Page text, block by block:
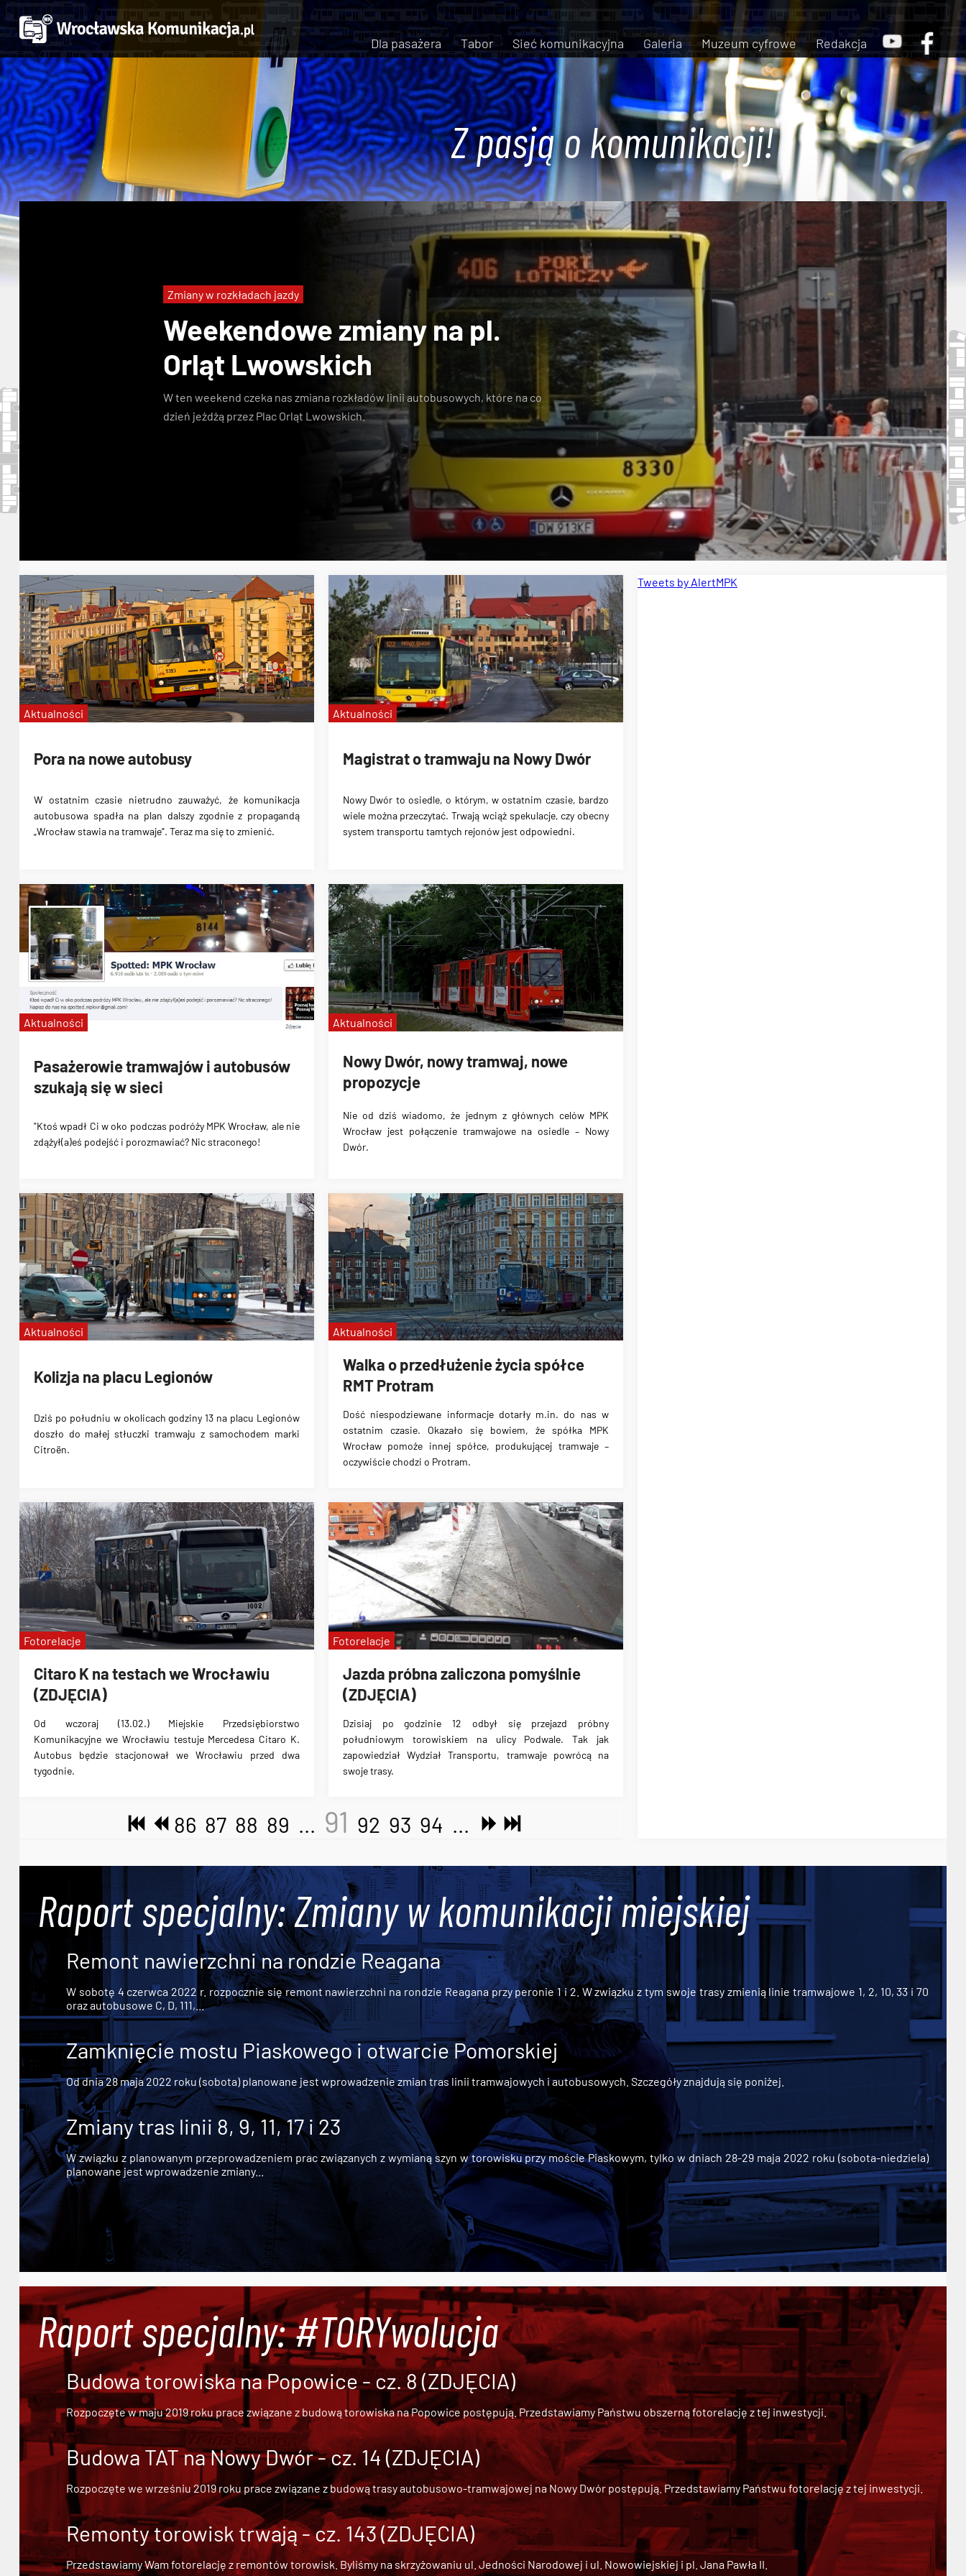
Dla pasażera Tabor Sieć komunikacyjna Galeria Muzeum cyfrowe Redakcja
Z pasją o komunikacji!
Weekendowe zmiany na pl.
Orląt Lwowskich
W ten weekend czeka nas zmiana rozkładów linii autobusowych, które na co
dzień jeżdżą przez Plac Orląt Lwowskich.
Zmiany w rozkładach jazdy
Pora na nowe autobusy
W ostatnim czasie nietrudno zauważyć, że komunikacja
autobusowa spadła na plan dalszy zgodnie z propagandą
„Wrocław stawia na tramwaje”. Teraz ma się to zmienić.
Aktualności
Magistrat o tramwaju na Nowy Dwór
Nowy Dwór to osiedle, o którym, w ostatnim czasie, bardzo
wiele można przeczytać.Trwają wciąż spekulacje, czy obecny
system transportu tamtych rejonów jest odpowiedni.
Aktualności
Pasażerowie tramwajów i autobusów
szukają się w sieci
"Ktoś wpadł Ci w oko podczas podróży MPK Wrocław, ale nie
zdążył(a)eś podejść i porozmawiać? Nic straconego!
Aktualności
Nowy Dwór, nowy tramwaj, nowe
propozycje
Nie od dziś wiadomo, że jednym z głównych celów MPK
Wrocław jest połączenie tramwajowe na osiedle – Nowy
Dwór.
Aktualności
Kolizja na placu Legionów
Dziś po południu w okolicach godziny 13 na placu Legionów
doszło do małej stłuczki tramwaju z samochodem marki
Citroën.
Aktualności
Walka o przedłużenie życia spółce
RMT Protram
Dość niespodziewane informacje dotarły m.in. do nas w
ostatnim czasie. Okazało się bowiem, że spółka MPK
Wrocław pomoże innej spółce, produkującej tramwaje –
oczywiście chodzi o Protram.
Aktualności
Citaro K na testach we Wrocławiu
(ZDJĘCIA)
Od wczoraj (13.02.) Miejskie Przedsiębiorstwo
Komunikacyjne we Wrocławiu testuje Mercedesa Citaro K.
Autobus będzie stacjonował we Wrocławiu przed dwa
tygodnie.
Fotorelacje
Jazda próbna zaliczona pomyślnie
(ZDJĘCIA)
Dzisiaj po godzinie 12 odbył się przejazd próbny
południowym torowiskiem na ulicy Podwale. Tak jak
zapowiedział Wydział Transportu, tramwaje powrócą na
swoje trasy.
Fotorelacje
86 87 88 89 ... 91 92 93 94 ...
Tweets by AlertMPK
Raport specjalny: Zmiany w komunikacji miejskiej
Remont nawierzchni na rondzie Reagana
W sobotę 4 czerwca 2022 r. rozpocznie się remont nawierzchni na rondzie Reagana przy peronie 1 i 2. W związku z tym swoje trasy zmienią linie tramwajowe 1, 2, 10, 33 i 70
oraz autobusowe C, D, 111,...
Zamknięcie mostu Piaskowego i otwarcie Pomorskiej
Od dnia 28 maja 2022 roku (sobota) planowane jest wprowadzenie zmian tras linii tramwajowych i autobusowych. Szczegóły znajdują się poniżej.
Zmiany tras linii 8, 9, 11, 17 i 23
W związku z planowanym przeprowadzeniem prac związanych z wymianą szyn w torowisku przy moście Piaskowym, tylko w dniach 28-29 maja 2022 roku (sobota-niedziela)
planowane jest wprowadzenie zmiany...
Raport specjalny: #TORYwolucja
Budowa torowiska na Popowice - cz. 8 (ZDJĘCIA)
Rozpoczęte w maju 2019 roku prace związane z budową torowiska na Popowice postępują. Przedstawiamy Państwu obszerną fotorelację z tej inwestycji.
Budowa TAT na Nowy Dwór - cz. 14 (ZDJĘCIA)
Rozpoczęte we wrześniu 2019 roku prace związane zbudową trasy autobusowo-tramwajowej na Nowy Dwórpostępują. Przedstawiamy Państwu fotorelację z tej inwestycji.
Remonty torowisk trwają - cz. 143 (ZDJĘCIA)
Przedstawiamy Wam fotorelację z remontów torowisk. Byliśmy na skrzyżowaniu ul. Jedności Narodowej i ul. Nowowiejskiej i pl. Jana Pawła II.